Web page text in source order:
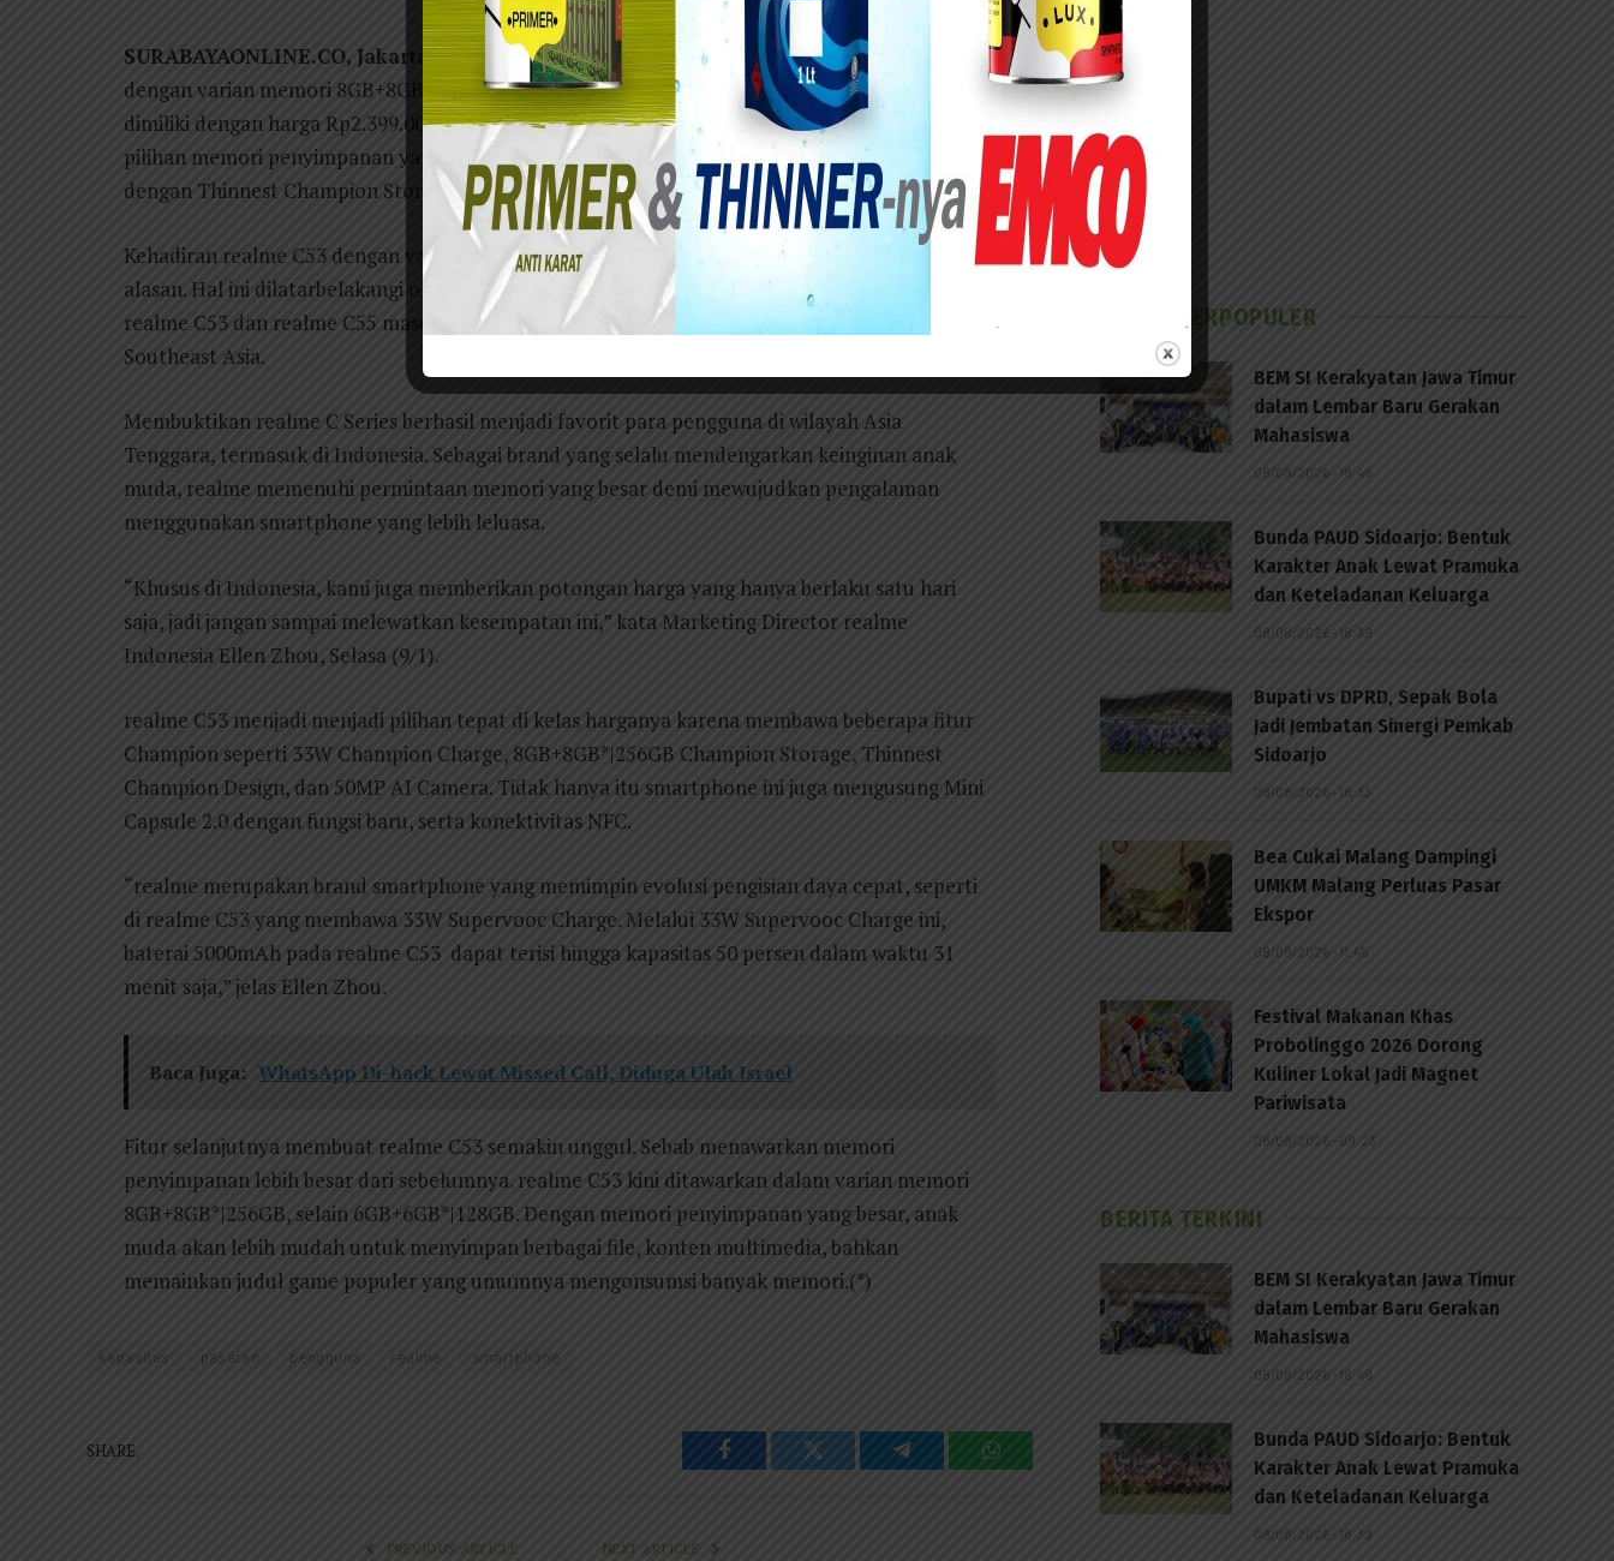
SURABAYAONLINE.CO, Jakarta– Realme secara resmi mengumumkan kehadiran realme C53
dengan varian memori 8GB+8GB*|256GB. Pilihan varian memori baru yang lebih besar ini dapat
dimiliki dengan harga Rp2.399.000 di seluruh kanal penjualan resmi di Indonesia. Dengan
pilihan memori penyimpanan yang lebih lega menjadikan realme C53 sebagai smartphone
dengan Thinnest Champion Storage di kelas harga dua jutaan.
Kehadiran realme C53 dengan varian memori yang lebih besar di pasar Indonesia bukan tanpa
alasan. Hal ini dilatarbelakangi oleh laporan Q3 2024 dari Canalys, yang mencatat bahwa
realme C53 dan realme C55 masuk ke dalam daftar Top 5 Most-Shipped Smartphone Model in
Southeast Asia.
Membuktikan realme C Series berhasil menjadi favorit para pengguna di wilayah Asia
Tenggara, termasuk di Indonesia. Sebagai brand yang selalu mendengarkan keinginan anak
muda, realme memenuhi permintaan memori yang besar demi mewujudkan pengalaman
menggunakan smartphone yang lebih leluasa.
“Khusus di Indonesia, kami juga memberikan potongan harga yang hanya berlaku satu hari
saja, jadi jangan sampai melewatkan kesempatan ini,” kata Marketing Director realme
Indonesia Ellen Zhou, Selasa (9/1).
realme C53 menjadi menjadi pilihan tepat di kelas harganya karena membawa beberapa fitur
Champion seperti 33W Champion Charge, 8GB+8GB*|256GB Champion Storage, Thinnest
Champion Design, dan 50MP AI Camera. Tidak hanya itu smartphone ini juga mengusung Mini
Capsule 2.0 dengan fungsi baru, serta konektivitas NFC.
“realme merupakan brand smartphone yang memimpin evolusi pengisian daya cepat, seperti
di realme C53 yang membawa 33W Supervooc Charge. Melalui 33W Supervooc Charge ini,
baterai 5000mAh pada realme C53 dapat terisi hingga kapasitas 50 persen dalam waktu 31
menit saja,” jelas Ellen Zhou.
Baca Juga: WhatsApp Di-hack Lewat Missed Call, Diduga Ulah Israel
Fitur selanjutnya membuat realme C53 semakin unggul. Sebab menawarkan memori
penyimpanan lebih besar dari sebelumnya. realme C53 kini ditawarkan dalam varian memori
8GB+8GB*|256GB, selain 6GB+6GB*|128GB. Dengan memori penyimpanan yang besar, anak
muda akan lebih mudah untuk menyimpan berbagai file, konten multimedia, bahkan
memainkan judul game populer yang umumnya mengonsumsi banyak memori.(*)
kapasitas pasaran pengguna realme smartphone
SHARE.
Facebook Twitter Telegram WhatsApp
PREVIOUS ARTICLE NEXT ARTICLE
BERITA TERPOPULER
BEM SI Kerakyatan Jawa Timur
dalam Lembar Baru Gerakan
Mahasiswa
08/08/2026 - 18:48
Bunda PAUD Sidoarjo: Bentuk
Karakter Anak Lewat Pramuka
dan Keteladanan Keluarga
08/08/2026 - 18:39
Bupati vs DPRD, Sepak Bola
Jadi Jembatan Sinergi Pemkab
Sidoarjo
08/08/2026 - 18:33
Bea Cukai Malang Dampingi
UMKM Malang Perluas Pasar
Ekspor
08/08/2026 - 11:45
Festival Makanan Khas
Probolinggo 2026 Dorong
Kuliner Lokal Jadi Magnet
Pariwisata
08/08/2026 - 09:23
BERITA TERKINI
BEM SI Kerakyatan Jawa Timur
dalam Lembar Baru Gerakan
Mahasiswa
08/08/2026 - 18:48
Bunda PAUD Sidoarjo: Bentuk
Karakter Anak Lewat Pramuka
dan Keteladanan Keluarga
08/08/2026 - 18:39